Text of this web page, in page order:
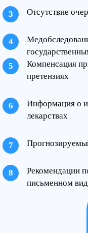
Отсутствие
Компенсация
претензиях
Информация о
лекарствах
Рекомендации
письменном